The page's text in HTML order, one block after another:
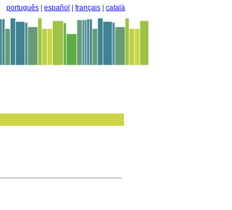
português español français català